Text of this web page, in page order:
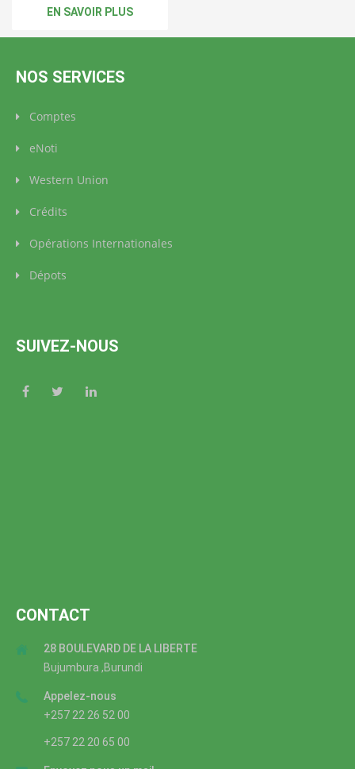
EN SAVOIR PLUS
NOS SERVICES
Comptes
eNoti
Western Union
Crédits
Opérations Internationales
Dépots
SUIVEZ-NOUS
CONTACT
28 BOULEVARD DE LA LIBERTE
Bujumbura ,Burundi
Appelez-nous
+257 22 26 52 00
+257 22 20 65 00